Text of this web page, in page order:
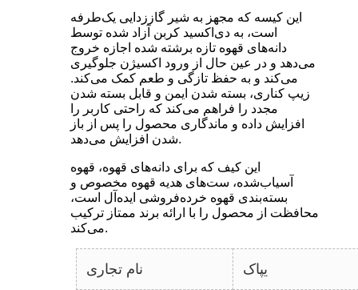
این کیسه که مجهز به شیر گاززدایی یک‌طرفه
است، به دی‌اکسید کربن آزاد شده توسط
دانه‌های قهوه تازه برشته شده اجازه خروج
می‌دهد و در عین حال از ورود اکسیژن جلوگیری
می‌کند و به حفظ تازگی و طعم کمک می‌کند.
زیپ کناری، بسته شدن ایمن و قابل بسته شدن
مجدد را فراهم می‌کند که راحتی کاربر را
افزایش داده و ماندگاری محصول را پس از باز
شدن افزایش می‌دهد.
این کیف که برای دانه‌های قهوه، قهوه
آسیاب‌شده، ست‌های هدیه قهوه مخصوص و
بسته‌بندی قهوه خرده‌فروشی ایده‌آل است،
محافظت از محصول را با ارائه برند ممتاز ترکیب
می‌کند.
نام تجاری یپاک